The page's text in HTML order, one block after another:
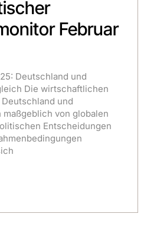
Februar
Deutschland und
Die wirtschaftlichen
und
von globalen
Entscheidungen